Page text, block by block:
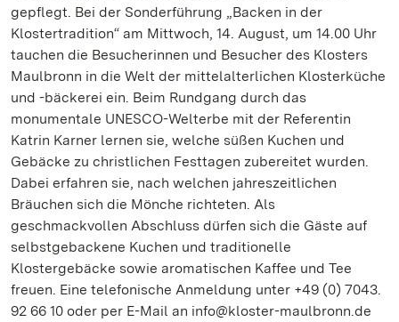
gepflegt. Bei der Sonderführung „Backen in der
Klostertradition“ am Mittwoch, 14. August, um 14.00 Uhr
tauchen die Besucherinnen und Besucher des Klosters
Maulbronn in die Welt der mittelalterlichen Klosterküche
und -bäckerei ein. Beim Rundgang durch das
monumentale UNESCO-Welterbe mit der Referentin
Katrin Karner lernen sie, welche süßen Kuchen und
Gebäcke zu christlichen Festtagen zubereitet wurden.
Dabei erfahren sie, nach welchen jahreszeitlichen
Bräuchen sich die Mönche richteten. Als
geschmackvollen Abschluss dürfen sich die Gäste auf
selbstgebackene Kuchen und traditionelle
Klostergebäcke sowie aromatischen Kaffee und Tee
freuen. Eine telefonische Anmeldung unter +49 (0) 7043.
92 66 10 oder per E-Mail an info@kloster-maulbronn.de